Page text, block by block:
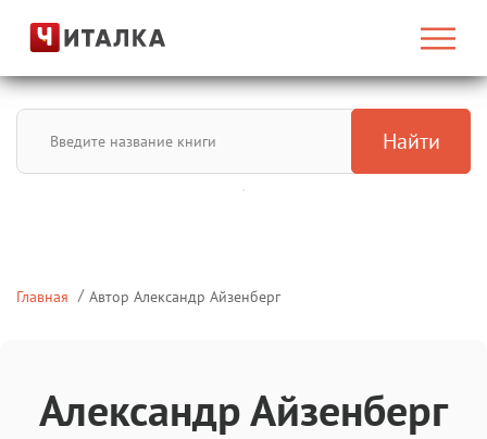
Найти
Главная Автор Александр Айзенберг
Александр Айзенберг